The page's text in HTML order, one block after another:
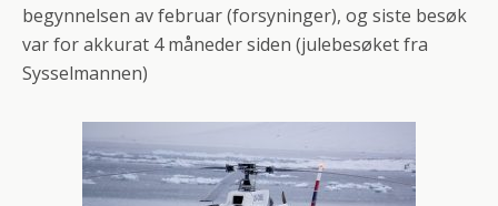
begynnelsen av februar (forsyninger), og siste besøk
var for akkurat 4 måneder siden (julebesøket fra
Sysselmannen)